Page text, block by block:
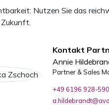
Nutzen Sie das
Kontakt
Annie
Partner & Sales
+49 6196 928-590